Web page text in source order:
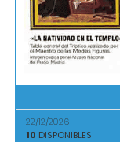
22/12/2026
10 DISPONIBLES